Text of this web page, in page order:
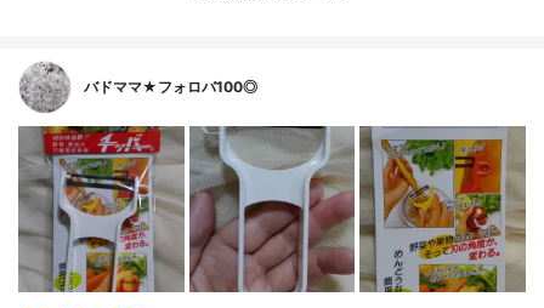
バドママ★フォロバ100◎